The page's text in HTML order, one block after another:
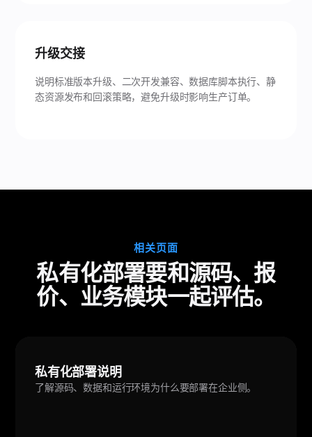
升级交接
说明标准版本升级、二次开发兼容、数据库脚本执行、静
态资源发布和回滚策略，避免升级时影响生产订单。
相关页面
私有化部署要和源码、报
价、业务模块一起评估。
私有化部署说明
了解源码、数据和运行环境为什么要部署在企业侧。